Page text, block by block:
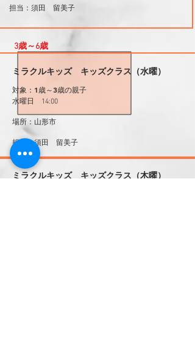
​担当：須田 留美子
3歳～6歳
ミラクルキッズ キッズクラス（水曜）
対象：1歳～3歳の親子
水曜日 14:00
場所：山形市
​担当：須田 留美子
ミラクルキッズ キッズクラス（木曜）